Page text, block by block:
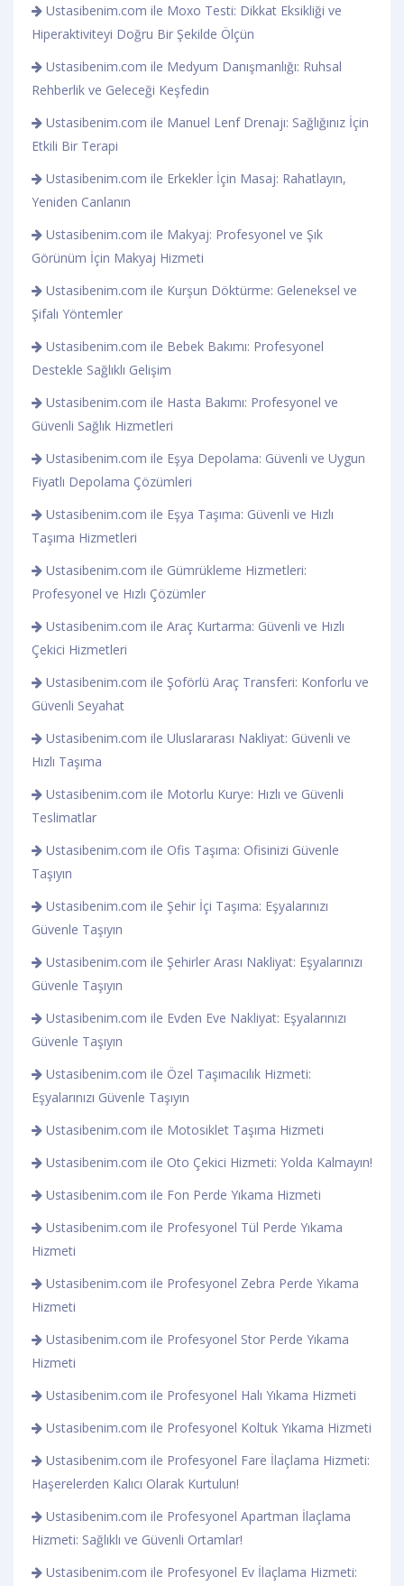
Ustasibenim.com ile Moxo Testi: Dikkat Eksikliği ve
Hiperaktiviteyi Doğru Bir Şekilde Ölçün
Ustasibenim.com ile Medyum Danışmanlığı: Ruhsal
Rehberlik ve Geleceği Keşfedin
Ustasibenim.com ile Manuel Lenf Drenajı: Sağlığınız İçin
Etkili Bir Terapi
Ustasibenim.com ile Erkekler İçin Masaj: Rahatlayın,
Yeniden Canlanın
Ustasibenim.com ile Makyaj: Profesyonel ve Şık
Görünüm İçin Makyaj Hizmeti
Ustasibenim.com ile Kurşun Döktürme: Geleneksel ve
Şifalı Yöntemler
Ustasibenim.com ile Bebek Bakımı: Profesyonel
Destekle Sağlıklı Gelişim
Ustasibenim.com ile Hasta Bakımı: Profesyonel ve
Güvenli Sağlık Hizmetleri
Ustasibenim.com ile Eşya Depolama: Güvenli ve Uygun
Fiyatlı Depolama Çözümleri
Ustasibenim.com ile Eşya Taşıma: Güvenli ve Hızlı
Taşıma Hizmetleri
Ustasibenim.com ile Gümrükleme Hizmetleri:
Profesyonel ve Hızlı Çözümler
Ustasibenim.com ile Araç Kurtarma: Güvenli ve Hızlı
Çekici Hizmetleri
Ustasibenim.com ile Şoförlü Araç Transferi: Konforlu ve
Güvenli Seyahat
Ustasibenim.com ile Uluslararası Nakliyat: Güvenli ve
Hızlı Taşıma
Ustasibenim.com ile Motorlu Kurye: Hızlı ve Güvenli
Teslimatlar
Ustasibenim.com ile Ofis Taşıma: Ofisinizi Güvenle
Taşıyın
Ustasibenim.com ile Şehir İçi Taşıma: Eşyalarınızı
Güvenle Taşıyın
Ustasibenim.com ile Şehirler Arası Nakliyat: Eşyalarınızı
Güvenle Taşıyın
Ustasibenim.com ile Evden Eve Nakliyat: Eşyalarınızı
Güvenle Taşıyın
Ustasibenim.com ile Özel Taşımacılık Hizmeti:
Eşyalarınızı Güvenle Taşıyın
Ustasibenim.com ile Motosiklet Taşıma Hizmeti
Ustasibenim.com ile Oto Çekici Hizmeti: Yolda Kalmayın!
Ustasibenim.com ile Fon Perde Yıkama Hizmeti
Ustasibenim.com ile Profesyonel Tül Perde Yıkama
Hizmeti
Ustasibenim.com ile Profesyonel Zebra Perde Yıkama
Hizmeti
Ustasibenim.com ile Profesyonel Stor Perde Yıkama
Hizmeti
Ustasibenim.com ile Profesyonel Halı Yıkama Hizmeti
Ustasibenim.com ile Profesyonel Koltuk Yıkama Hizmeti
Ustasibenim.com ile Profesyonel Fare İlaçlama Hizmeti:
Haşerelerden Kalıcı Olarak Kurtulun!
Ustasibenim.com ile Profesyonel Apartman İlaçlama
Hizmeti: Sağlıklı ve Güvenli Ortamlar!
Ustasibenim.com ile Profesyonel Ev İlaçlama Hizmeti: